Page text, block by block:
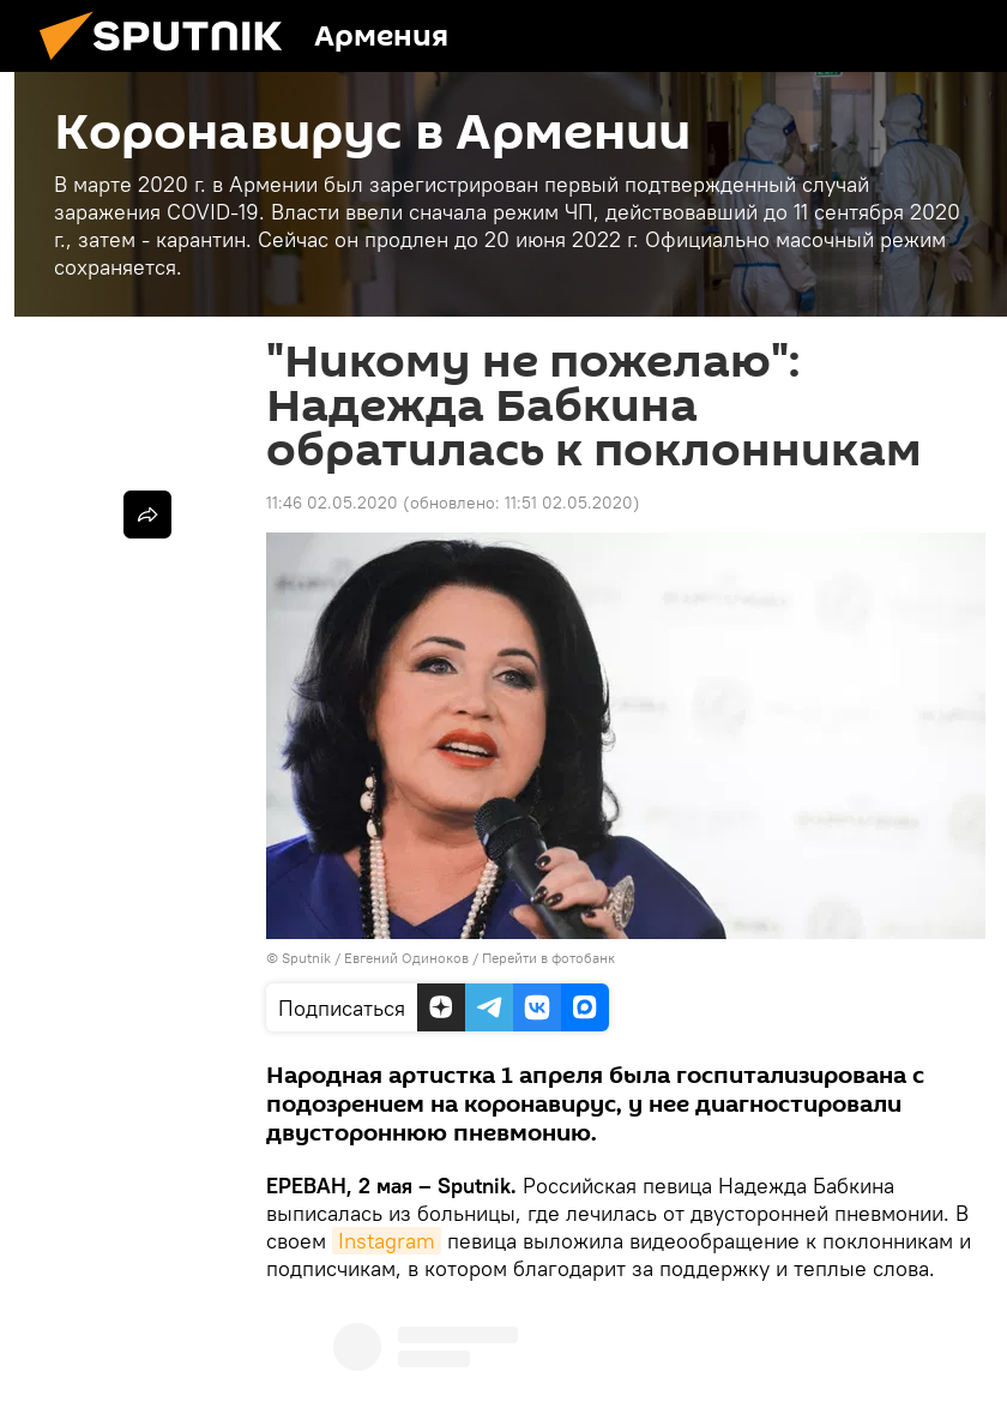
Армения
Коронавирус в Армении
В марте 2020 г. в Армении был зарегистрирован первый подтвержденный случай
заражения COVID-19. Власти ввели сначала режим ЧП, действовавший до 11 сентября 2020
г., затем - карантин. Сейчас он продлен до 20 июня 2022 г. Официально масочный режим
сохраняется.
"Никому не пожелаю":
Надежда Бабкина
обратилась к поклонникам
11:46 02.05.2020 (обновлено: 11:51 02.05.2020)
© Sputnik / Евгений Одиноков / Перейти в фотобанк
Подписаться
Народная артистка 1 апреля была госпитализирована с
подозрением на коронавирус, у нее диагностировали
двустороннюю пневмонию.
ЕРЕВАН, 2 мая – Sputnik. Российская певица Надежда Бабкина
выписалась из больницы, где лечилась от двусторонней пневмонии. В
своем Instagram певица выложила видеообращение к поклонникам и
подписчикам, в котором благодарит за поддержку и теплые слова.